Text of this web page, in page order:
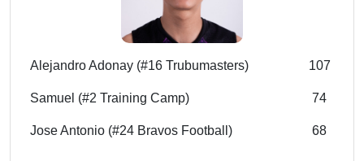
Alejandro Adonay (#16 Trubumasters) 107
Samuel (#2 Training Camp) 74
Jose Antonio (#24 Bravos Football) 68